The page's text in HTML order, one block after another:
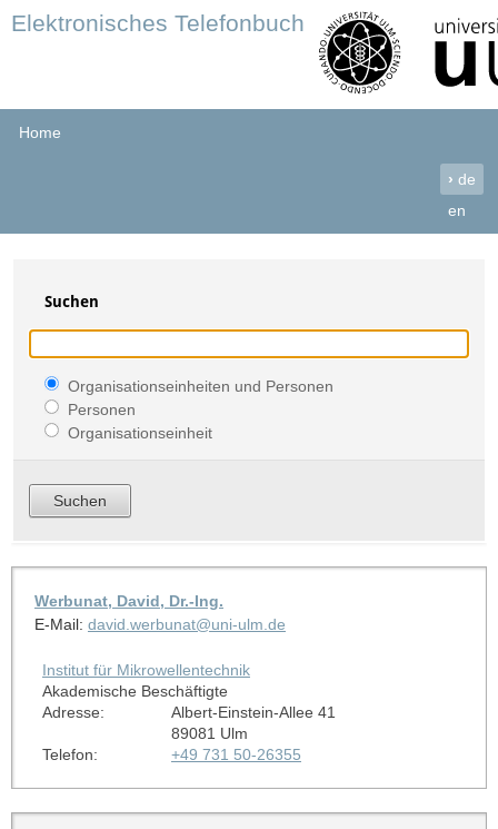
Elektronisches Telefonbuch
Home
› de
en
Suchen
Organisationseinheiten und Personen
Personen
Organisationseinheit
Werbunat, David, Dr.-Ing.
E-Mail: david.werbunat@uni-ulm.de
Institut für Mikrowellentechnik
Akademische Beschäftigte
Adresse:
Albert-Einstein-Allee 41
89081 Ulm
Telefon:
+49 731 50-26355